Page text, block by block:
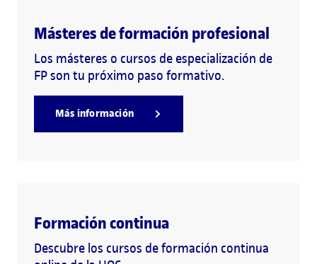
Másteres de formación profesional
Los másteres o cursos de especialización de
FP son tu próximo paso formativo.
Más información
Formación continua
Descubre los cursos de formación continua